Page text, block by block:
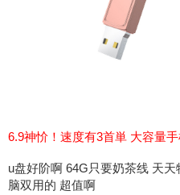
6.9神忦！速度有3首単 大容量
u盘好阶啊 64G只要奶茶线 天
脑双用的 超值啊